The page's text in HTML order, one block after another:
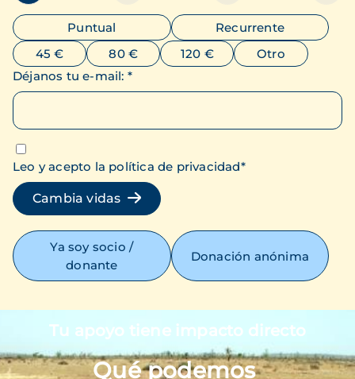
Puntual
Recurrente
45 €
80 € 120 €
Otro
Déjanos tu e-mail: *
Leo y acepto la política de privacidad*
Cambia vidas
Ya soy socio /
donante
Donación anónima
Tu apoyo tiene impacto directo
Qué podemos